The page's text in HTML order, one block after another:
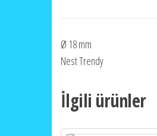
Ø 18 mm
Nest Trendy
İlgili ürünler